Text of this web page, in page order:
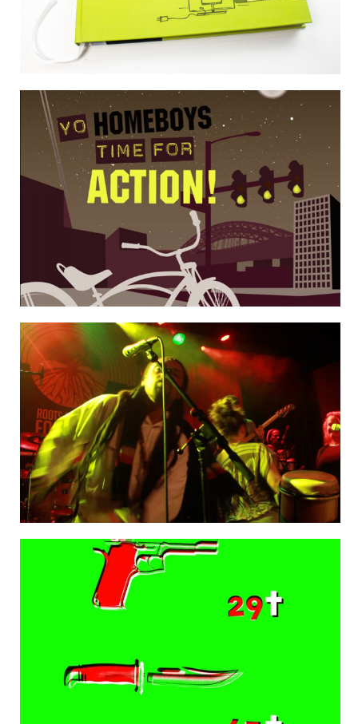
Illustraties Tastik fietstassen
Aftermovie/liveregistratie Roots Creation
Veilig Verkeer Nederland campagne